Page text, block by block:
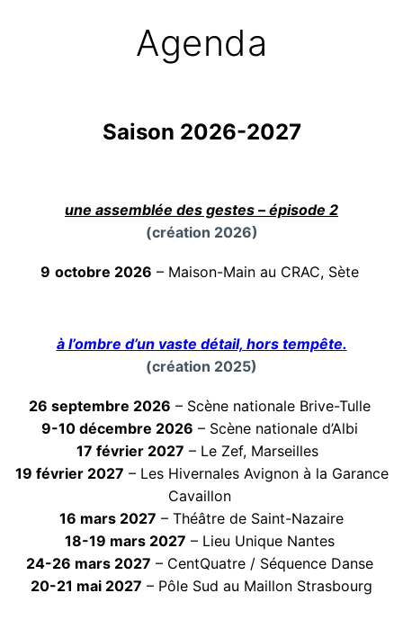
Agenda
Saison 2026-2027
une assemblée des gestes – épisode 2
(création 2026)
9 octobre 2026 – Maison-Main au CRAC, Sète
à l’ombre d’un vaste détail, hors tempête.
(création 2025)
26 septembre 2026 – Scène nationale Brive-Tulle
9-10 décembre 2026 – Scène nationale d’Albi
17 février 2027 – Le Zef, Marseilles
19 février 2027 – Les Hivernales Avignon à la Garance
Cavaillon
16 mars 2027 – Théâtre de Saint-Nazaire
18-19 mars 2027 – Lieu Unique Nantes
24-26 mars 2027 – CentQuatre / Séquence Danse
20-21 mai 2027 – Pôle Sud au Maillon Strasbourg